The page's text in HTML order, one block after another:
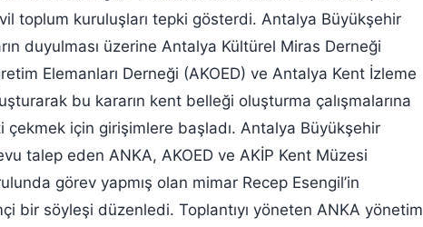
toplum kuruluşları tepki gösterdi. Antalya Büyükşehir
duyulması üzerine Antalya Kültürel Miras Derneği
Elemanları Derneği (AKOED) ve Antalya Kent İzleme
bu kararın kent belleği oluşturma çalışmalarına
çekmek için girişimlere başladı. Antalya Büyükşehir
talep eden ANKA, AKOED ve AKİP Kent Müzesi
görev yapmış olan mimar Recep Esengil’in
bir söyleşi düzenledi. Toplantıyı yöneten ANKA yönetim